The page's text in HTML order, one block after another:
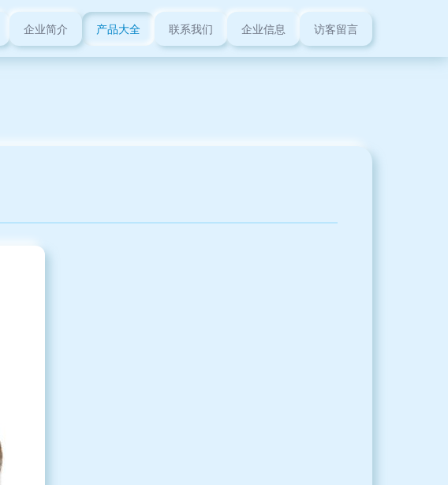
企业简介 产品大全 联系我们 企业信息 访客留言